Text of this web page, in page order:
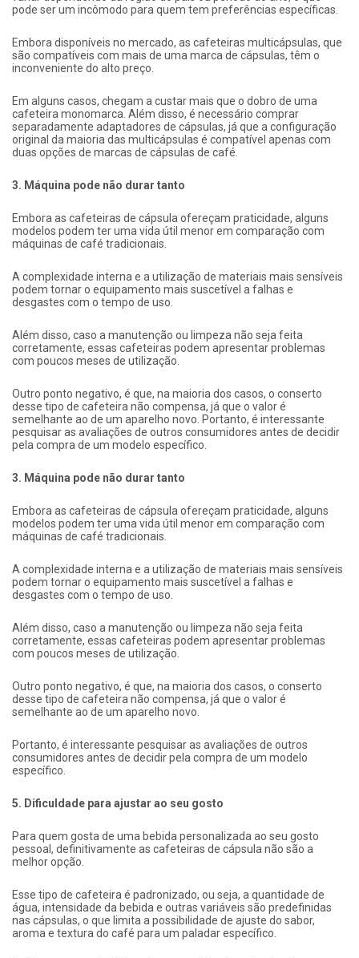
pode ser um incômodo para quem tem preferências específicas.
Embora disponíveis no mercado, as cafeteiras multicápsulas, que
são compatíveis com mais de uma marca de cápsulas, têm o
inconveniente do alto preço.
Em alguns casos, chegam a custar mais que o dobro de uma
cafeteira monomarca. Além disso, é necessário comprar
separadamente adaptadores de cápsulas, já que a configuração
original da maioria das multicápsulas é compatível apenas com
duas opções de marcas de cápsulas de café.
3. Máquina pode não durar tanto
Embora as cafeteiras de cápsula ofereçam praticidade, alguns
modelos podem ter uma vida útil menor em comparação com
máquinas de café tradicionais.
A complexidade interna e a utilização de materiais mais sensíveis
podem tornar o equipamento mais suscetível a falhas e
desgastes com o tempo de uso.
Além disso, caso a manutenção ou limpeza não seja feita
corretamente, essas cafeteiras podem apresentar problemas
com poucos meses de utilização.
Outro ponto negativo, é que, na maioria dos casos, o conserto
desse tipo de cafeteira não compensa, já que o valor é
semelhante ao de um aparelho novo. Portanto, é interessante
pesquisar as avaliações de outros consumidores antes de decidir
pela compra de um modelo específico.
3. Máquina pode não durar tanto
Embora as cafeteiras de cápsula ofereçam praticidade, alguns
modelos podem ter uma vida útil menor em comparação com
máquinas de café tradicionais.
A complexidade interna e a utilização de materiais mais sensíveis
podem tornar o equipamento mais suscetível a falhas e
desgastes com o tempo de uso.
Além disso, caso a manutenção ou limpeza não seja feita
corretamente, essas cafeteiras podem apresentar problemas
com poucos meses de utilização.
Outro ponto negativo, é que, na maioria dos casos, o conserto
desse tipo de cafeteira não compensa, já que o valor é
semelhante ao de um aparelho novo.
Portanto, é interessante pesquisar as avaliações de outros
consumidores antes de decidir pela compra de um modelo
específico.
5. Dificuldade para ajustar ao seu gosto
Para quem gosta de uma bebida personalizada ao seu gosto
pessoal, definitivamente as cafeteiras de cápsula não são a
melhor opção.
Esse tipo de cafeteira é padronizado, ou seja, a quantidade de
água, intensidade da bebida e outras variáveis são predefinidas
nas cápsulas, o que limita a possibilidade de ajuste do sabor,
aroma e textura do café para um paladar específico.